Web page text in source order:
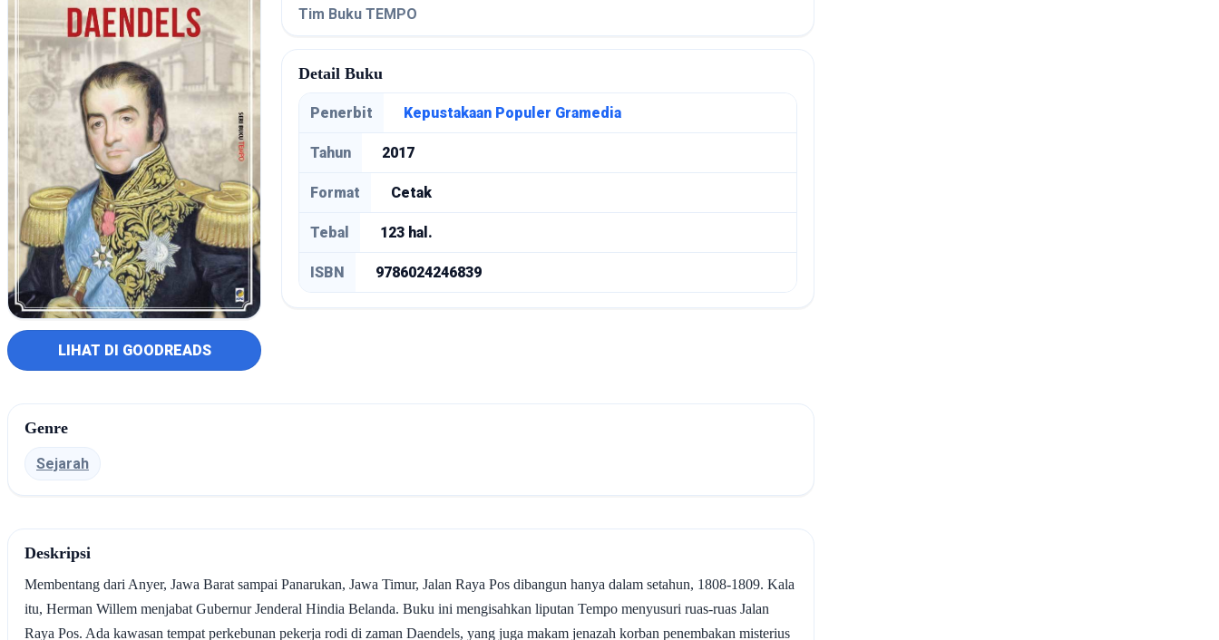
LIHAT DI GOODREADS
Tim Buku TEMPO
Detail Buku
Penerbit Kepustakaan Populer Gramedia
Tahun 2017
Format Cetak
Tebal 123 hal.
ISBN 9786024246839
Genre
Sejarah
Deskripsi
Membentang dari Anyer, Jawa Barat sampai Panarukan, Jawa Timur, Jalan Raya Pos dibangun hanya dalam setahun, 1808-1809. Kala
itu, Herman Willem menjabat Gubernur Jenderal Hindia Belanda. Buku ini mengisahkan liputan Tempo menyusuri ruas-ruas Jalan
Raya Pos. Ada kawasan tempat perkebunan pekerja rodi di zaman Daendels, yang juga makam jenazah korban penembakan misterius